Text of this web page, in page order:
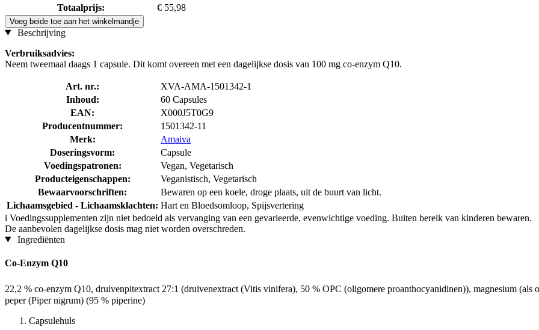
Totaalprijs:
€ 55,98
Voeg beide toe aan het winkelmandje
Beschrijving
Verbruiksadvies:
Neem tweemaal daags 1 capsule. Dit komt overeen met een dagelijkse dosis van 100 mg co-enzym Q10.
Art. nr.:
XVA-AMA-1501342-1
Inhoud:
60 Capsules
EAN:
X000J5T0G9
Producentnummer:
1501342-11
Merk:
Amaiva
Doseringsvorm:
Capsule
Voedingspatronen:
Vegan, Vegetarisch
Producteigenschappen:
Veganistisch, Vegetarisch
Bewaarvoorschriften:
Bewaren op een koele, droge plaats, uit de buurt van licht.
Lichaamsgebied - Lichaamsklachten: Hart en Bloedsomloop, Spijsvertering
i Voedingssupplementen zijn niet bedoeld als vervanging van een gevarieerde, evenwichtige voeding. Buiten bereik van kinderen bewaren.
De aanbevolen dagelijkse dosis mag niet worden overschreden.
Ingrediënten
Co-Enzym Q10
22,2 % co-enzym Q10, druivenpitextract 27:1 (druivenextract (Vitis vinifera), 50 % OPC (oligomere proanthocyanidinen)), magnesium
peper (Piper nigrum) (95 % piperine)
Capsulehuls